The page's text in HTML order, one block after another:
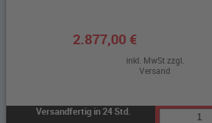
2.877,00 €
inkl. MwSt zzgl.
Versand
Versandfertig in 24 Std.